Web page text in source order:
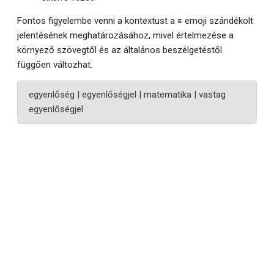
Fontos figyelembe venni a kontextust a 🟰 emoji szándékolt
jelentésének meghatározásához, mivel értelmezése a
környező szövegtől és az általános beszélgetéstől
függően változhat.
egyenlőség | egyenlőségjel | matematika | vastag
egyenlőségjel